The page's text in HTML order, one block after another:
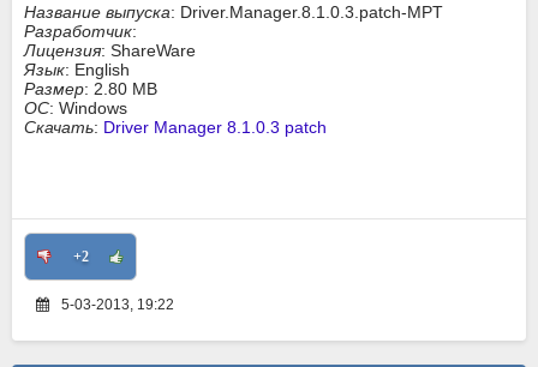
Название выпуска: Driver.Manager.8.1.0.3.patch-MPT
Разработчик:
Лицензия: ShareWare
Язык: English
Размер: 2.80 MB
ОС: Windows
Скачать: Driver Manager 8.1.0.3 patch
+2
5-03-2013, 19:22